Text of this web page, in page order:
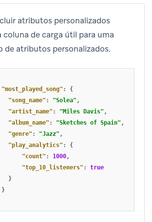
atributos personalizados
coluna de carga útil para uma
de atributos personalizados.
"most_played_song" :
{
"song_name" : "Solea" ,
"artist_name" : "Miles Davis" ,
"album_name" : "Sketches of Spain" ,
"genre" : "Jazz" ,
"play_analytics" :
{
"count" : 1000,
"top_10_listeners" :
true
}
}